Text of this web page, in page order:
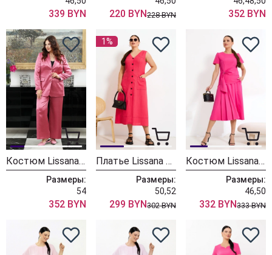
339 BYN 220 BYN228 BYN 352 BYN
Костюм Lissana 4947
Размеры:
54
352 BYN
1%
Платье Lissana 4931
Размеры:
50,52
299 BYN302 BYN
Костюм Lissana 4904/1
Размеры:
46,50
332 BYN333 BYN